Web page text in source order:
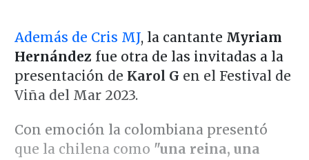
Además de Cris MJ, la cantante Myriam
Hernández fue otra de las invitadas a la
presentación de Karol G en el Festival de
Viña del Mar 2023.
Con emoción la colombiana presentó
que la chilena como "una reina, una